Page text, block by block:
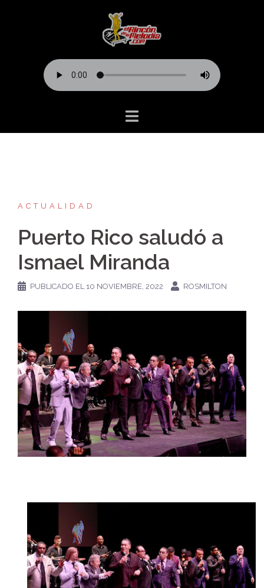
ACTUALIDAD
Puerto Rico saludó a
Ismael Miranda
PUBLICADO EL 10 NOVIEMBRE, 2022 ROSMILTON